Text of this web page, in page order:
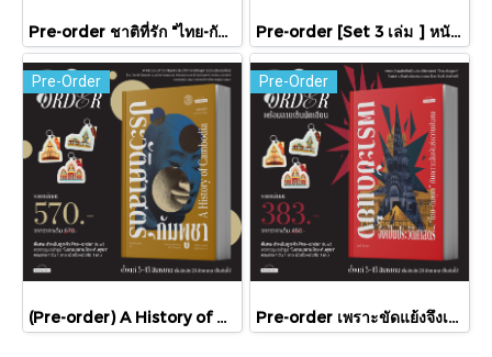
Pre-order ชาติที่รัก "ไทย-กัมพูชา" กับเส้นสมมติ / พวงทอง ภวัครพันธุ์ / มติชน Pre-order [Set 3 เล่ม ] หนังสือชุดความสัมพันธ์ "ไทย-กัมพูชา" / มติชน
Pre-Order
(Pre-order) A History of Cambodia ประวัติศาสตร์กัมพูชา (ฉบับปรับปรุงใหม่) / David Chandler / มติชน
Pre-Order
Pre-order เพราะขัดแย้งจึงเป็นประวัติศาสตร์ "ไทย-กัมพูชา" กับความสัมพันธ์หวานปนขม / มติชน